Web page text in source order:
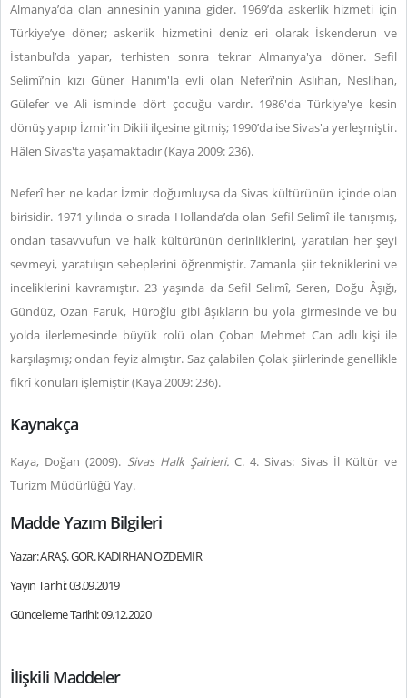
Almanya’da olan annesinin yanına gider. 1969’da askerlik hizmeti için
Türkiye’ye döner; askerlik hizmetini deniz eri olarak İskenderun ve
İstanbul’da yapar, terhisten sonra tekrar Almanya'ya döner. Sefil
Selimî’nin kızı Güner Hanım'la evli olan Neferî'nin Aslıhan, Neslihan,
Gülefer ve Ali isminde dört çocuğu vardır. 1986'da Türkiye'ye kesin
dönüş yapıp İzmir'in Dikili ilçesine gitmiş; 1990’da ise Sivas'a yerleşmiştir.
Hâlen Sivas'ta yaşamaktadır (Kaya 2009: 236).
Neferî her ne kadar İzmir doğumluysa da Sivas kültürünün içinde olan
birisidir. 1971 yılında o sırada Hollanda’da olan Sefil Selimî ile tanışmış,
ondan tasavvufun ve halk kültürünün derinliklerini, yaratılan her şeyi
sevmeyi, yaratılışın sebeplerini öğrenmiştir. Zamanla şiir tekniklerini ve
inceliklerini kavramıştır. 23 yaşında da Sefil Selimî, Seren, Doğu Âşığı,
Gündüz, Ozan Faruk, Hüroğlu gibi âşıkların bu yola girmesinde ve bu
yolda ilerlemesinde büyük rolü olan Çoban Mehmet Can adlı kişi ile
karşılaşmış; ondan feyiz almıştır. Saz çalabilen Çolak şiirlerinde genellikle
fikrî konuları işlemiştir (Kaya 2009: 236).
Kaynakça
Kaya, Doğan (2009). Sivas Halk Şairleri.C. 4. Sivas: Sivas İl Kültür ve
Turizm Müdürlüğü Yay.
Madde Yazım Bilgileri
Yazar: ARAŞ. GÖR. KADİRHAN ÖZDEMİR
Yayın Tarihi: 03.09.2019
Güncelleme Tarihi: 09.12.2020
İlişkili Maddeler